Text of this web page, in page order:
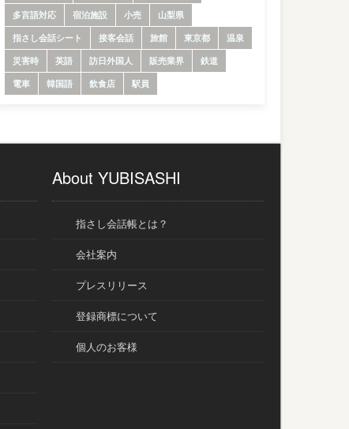
多言語対応
宿泊施設 小売
山梨県
指さし会話シート
接客会話 旅館 東京都
温泉
災害時
英語 訪日外国人 販売業界
鉄道
電車
韓国語 飲食店 駅員
About YUBISASHI
指さし会話帳とは？
会社案内
プレスリリース
登録商標について
個人のお客様